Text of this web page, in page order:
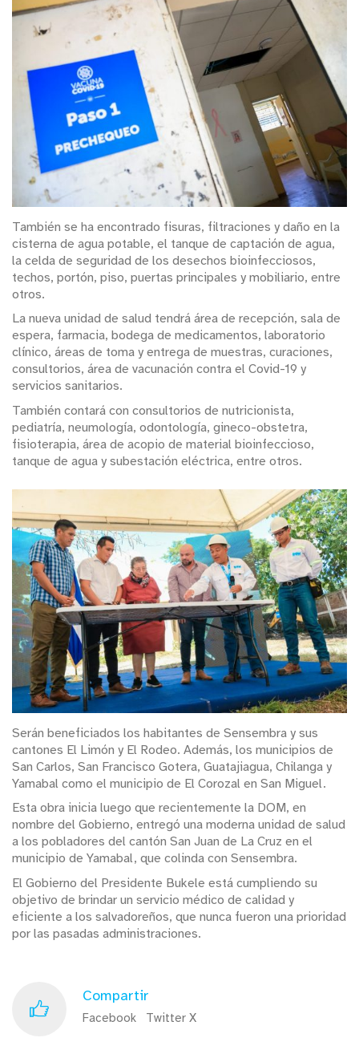
También se ha encontrado fisuras, filtraciones y daño en la
cisterna de agua potable, el tanque de captación de agua,
la celda de seguridad de los desechos bioinfecciosos,
techos, portón, piso, puertas principales y mobiliario, entre
otros.
La nueva unidad de salud tendrá área de recepción, sala de
espera, farmacia, bodega de medicamentos, laboratorio
clínico, áreas de toma y entrega de muestras, curaciones,
consultorios, área de vacunación contra el Covid-19 y
servicios sanitarios.
También contará con consultorios de nutricionista,
pediatría, neumología, odontología, gineco-obstetra,
fisioterapia, área de acopio de material bioinfeccioso,
tanque de agua y subestación eléctrica, entre otros.
Serán beneficiados los habitantes de Sensembra y sus
cantones El Limón y El Rodeo. Además, los municipios de
San Carlos, San Francisco Gotera, Guatajiagua, Chilanga y
Yamabal como el municipio de El Corozal en San Miguel.
Esta obra inicia luego que recientemente la DOM, en
nombre del Gobierno, entregó una moderna unidad de salud
a los pobladores del cantón San Juan de La Cruz en el
municipio de Yamabal, que colinda con Sensembra.
El Gobierno del Presidente Bukele está cumpliendo su
objetivo de brindar un servicio médico de calidad y
eficiente a los salvadoreños, que nunca fueron una prioridad
por las pasadas administraciones.
Compartir
Facebook Twitter X